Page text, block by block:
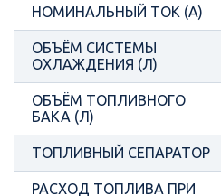
НОМИНАЛЬНЫЙ ТОК (А)
ОБЪЁМ СИСТЕМЫ
ОХЛАЖДЕНИЯ (Л)
ОБЪЁМ ТОПЛИВНОГО
БАКА (Л)
ТОПЛИВНЫЙ СЕПАРАТОР
РАСХОД ТОПЛИВА ПРИ